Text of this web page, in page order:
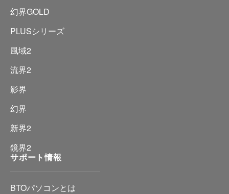
幻界GOLD
PLUSシリーズ
風域2
流界2
影界
幻界
新界2
鏡界2
サポート情報
BTOパソコンとは